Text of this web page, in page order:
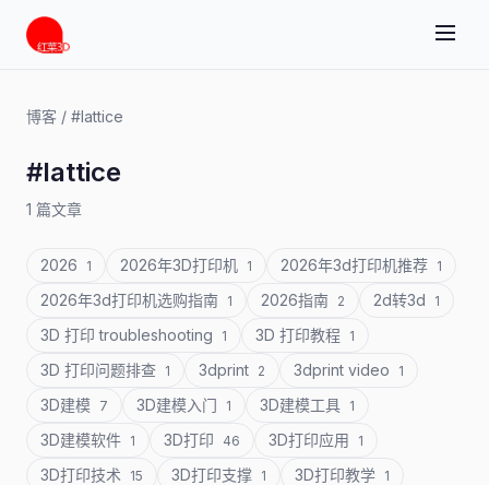
博客 / #lattice
#lattice
1 篇文章
2026 1 2026年3D打印机 1 2026年3d打印机推荐 1
2026年3d打印机选购指南 1 2026指南 2 2d转3d 1
3D 打印 troubleshooting 1 3D 打印教程 1
3D 打印问题排查 1 3dprint 2 3dprint video 1
3D建模 7 3D建模入门 1 3D建模工具 1
3D建模软件 1 3D打印 46 3D打印应用 1
3D打印技术 15 3D打印支撑 1 3D打印教学 1